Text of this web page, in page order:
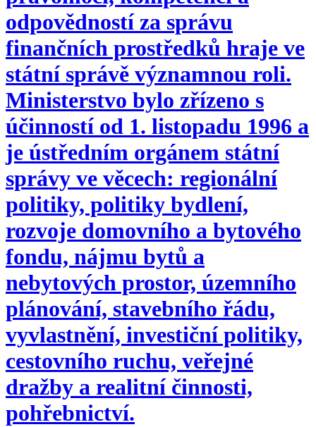
odpovědností za správu
finančních prostředků hraje ve
státní správě významnou roli.
Ministerstvo bylo zřízeno s
účinností od 1. listopadu 1996 a
je ústředním orgánem státní
správy ve věcech: regionální
politiky, politiky bydlení,
rozvoje domovního a bytového
fondu, nájmu bytů a
nebytových prostor, územního
plánování, stavebního řádu,
vyvlastnění, investiční politiky,
cestovního ruchu, veřejné
dražby a realitní činnosti,
pohřebnictví.